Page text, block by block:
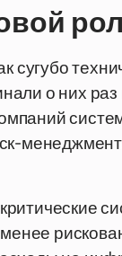
сугубо
о них